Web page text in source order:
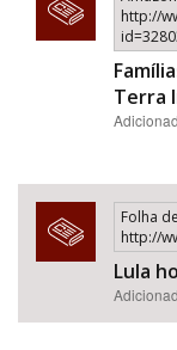
http://
Terra
Folha
http://
Lula